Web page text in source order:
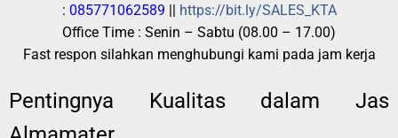
: 085771062589 || https://bit.ly/SALES_KTA
Office Time : Senin – Sabtu (08.00 – 17.00)
Fast respon silahkan menghubungi kami pada jam kerja
Pentingnya Kualitas dalam Jas